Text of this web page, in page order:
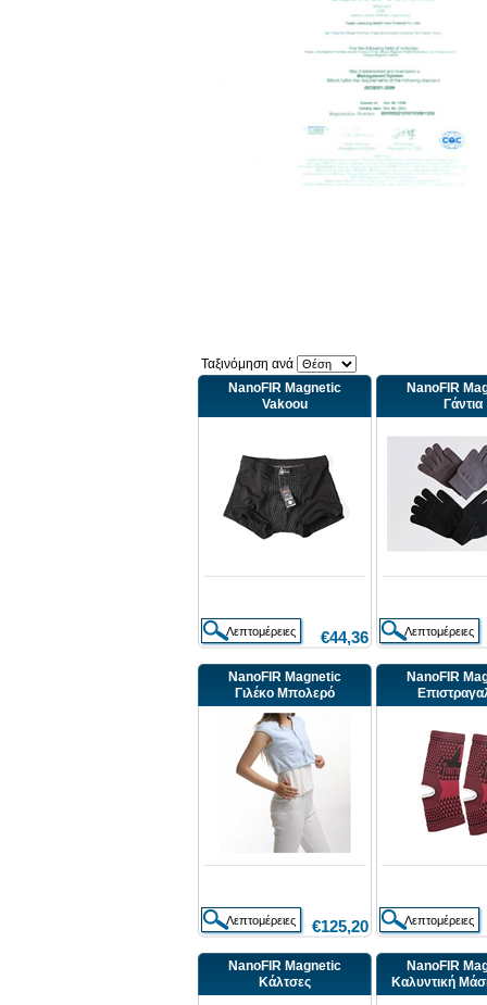
Ταξινόμηση ανά
NanoFIR Magnetic
Vakoou
€44,36
NanoFIR
Γάντια
NanoFIR Magnetic
Γιλέκο Μπολερό
€125,20
NanoFIR
NanoFIR Magnetic
Κάλτσες
NanoFIR
Καλυντική